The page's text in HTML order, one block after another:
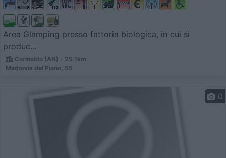
Area Glamping presso fattoria biologica, in cui si
produc...
Corinaldo (AN) - 25.1km
Madonna del Piano, 55
0